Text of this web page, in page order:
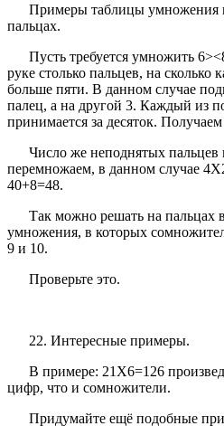
Примеры таблицы умножения
пальцах.
Пусть требуется умножить
руке столько пальцев, на
больше пяти. В данном случае
палец, а на другой 3. Каждый из
принимается за десяток.
Число же неподнятых пальцев
перемножаем, в данном случае
40+8=48.
Так можно решать на пальцах
умножения, в которых
9 и 10.
Проверьте это.
22. Интересные примеры.
В примере: 21X6=126
цифр, что и сомножители.
Придумайте ещё подобные